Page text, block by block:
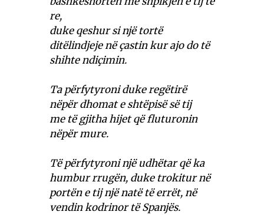
re,
duke qeshur si një tortë
ditëlindjeje në çastin kur ajo do të
shihte ndiçimin.
Ta përfytyroni duke regëtirë
nëpër dhomat e shtëpisë së tij
me të gjitha hijet që fluturonin
nëpër mure.
Të përfytyroni një udhëtar që ka
humbur rrugën, duke trokitur në
portën e tij një natë të errët, në
vendin kodrinor të Spanjës.